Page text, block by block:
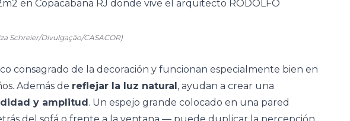
Schreier/Divulgação/CASACOR)
consagrado de la decoración y funcionan especialmente bien en
Además de reflejar la luz natural, ayudan a crear una
y amplitud. Un espejo grande colocado en una pared